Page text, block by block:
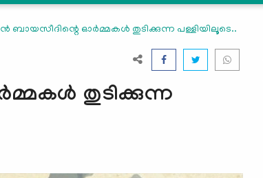
ഓർമ്മകൾ തുടിക്കുന്ന പള്ളിയിലൂടെ..
തുടിക്കുന്ന